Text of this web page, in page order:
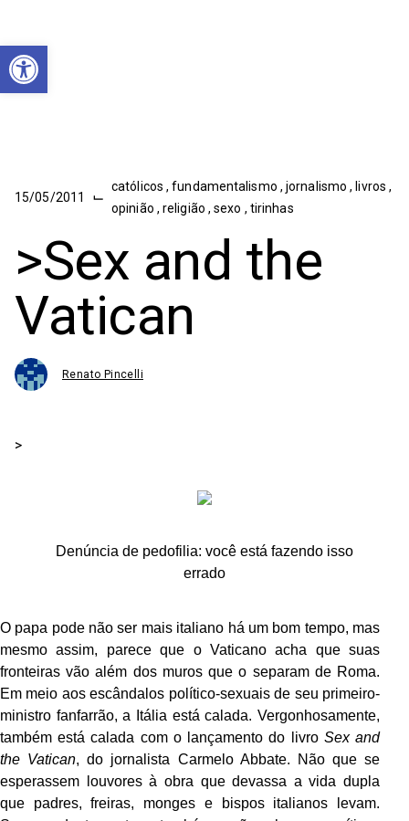
Abrir a barra de ferramentas
15/05/2011 ⌙
católicos ,fundamentalismo ,jornalismo, livros,
opinião ,religião ,sexo , tirinhas
>Sex and the
Vatican
Renato Pincelli
>
Denúncia de pedofilia: você está fazendo isso
errado
O papa pode não ser mais italiano há um bom tempo, mas
mesmo assim, parece que o Vaticano acha que suas
fronteiras vão além dos muros que o separam de Roma.
Em meio aos escândalos político-sexuais de seu primeiro-
ministro fanfarrão, a Itália está calada. Vergonhosamente,
também está calada com o lançamento do livro Sex and
the Vatican, do jornalista Carmelo Abbate. Não que se
esperassem louvores à obra que devassa a vida dupla
que padres, freiras, monges e bispos italianos levam.